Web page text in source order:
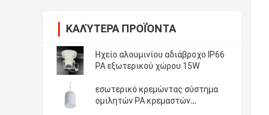
ΚΑΛΎΤΕΡΑ ΠΡΟΪΌΝΤΑ
Ηχείο αλουμινίου αδιάβροχο IP66
PA εξωτερικού χώρου 15W
εσωτερικό κρεμώντας σύστημα
ομιλητών PA κρεμαστών